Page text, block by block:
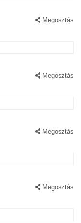
Megosztás
Megosztás
Megosztás
Megosztás